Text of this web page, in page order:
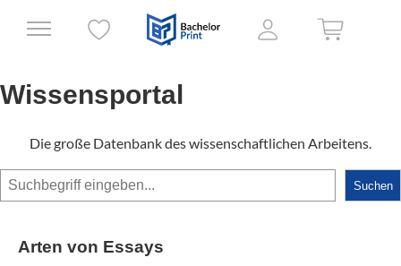
Wissensportal
Die große Datenbank des wissenschaftlichen Arbeitens.
Suchen Suchen
Arten von Essays